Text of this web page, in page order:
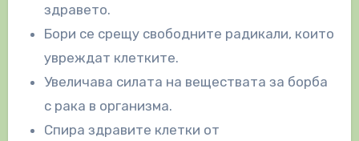
здравето.
Бори се срещу свободните радикали, които
увреждат клетките.
Увеличава силата на веществата за борба
с рака в организма.
Спира здравите клетки от